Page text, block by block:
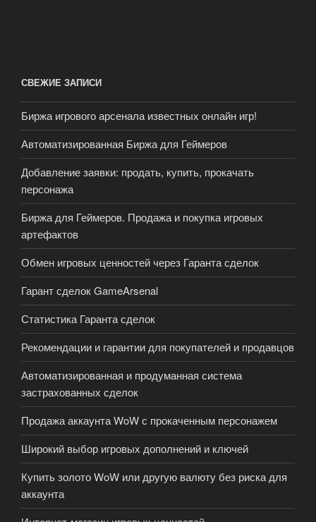
СВЕЖИЕ ЗАПИСИ
Биржа игрового арсенала известных онлайн игр!
Автоматизированная Биржа для Геймеров
Добавление заявки: продать, купить, прокачать
персонажа
Биржа для Геймеров. Продажа и покупка игровых
артефактов
Обмен игровых ценностей через Гаранта сделок
Гарант сделок GameArsenal
Статистика Гаранта сделок
Рекомендации и гарантии для покупателей и продавцов
Автоматизированная и продуманная система
застрахованных сделок
Продажа аккаунта WoW с прокаченным персонажем
Широкий выбор игровых дополнений и ключей
Купить золото WoW или другую валюту без риска для
аккаунта